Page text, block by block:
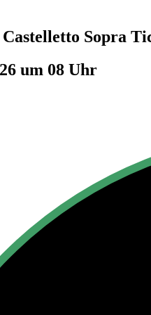
Castelletto Sopra
um 08 Uhr